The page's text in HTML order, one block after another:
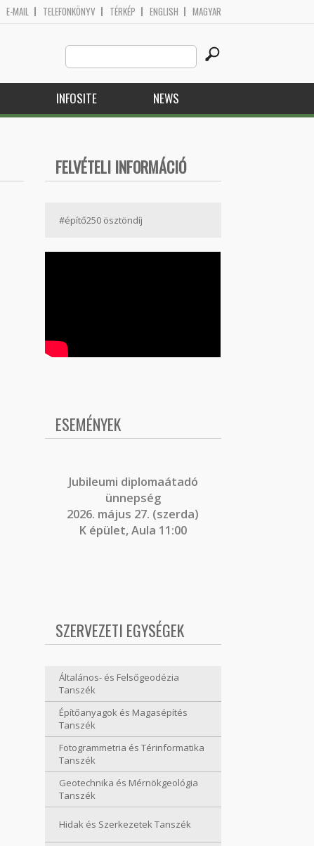
E-MAIL TELEFONKÖNYV TÉRKÉP ENGLISH MAGYAR
Search
this
site
INFOSITE NEWS
FELVÉTELI INFORMÁCIÓ
#építő250 ösztöndíj
ESEMÉNYEK
Jubileumi diplomaátadó
ünnepség
2026. május 27. (szerda)
K épület, Aula 11:00
SZERVEZETI EGYSÉGEK
Általános- és Felsőgeodézia
Tanszék
Építőanyagok és Magasépítés
Tanszék
Fotogrammetria és Térinformatika
Tanszék
Geotechnika és Mérnökgeológia
Tanszék
Hidak és Szerkezetek Tanszék